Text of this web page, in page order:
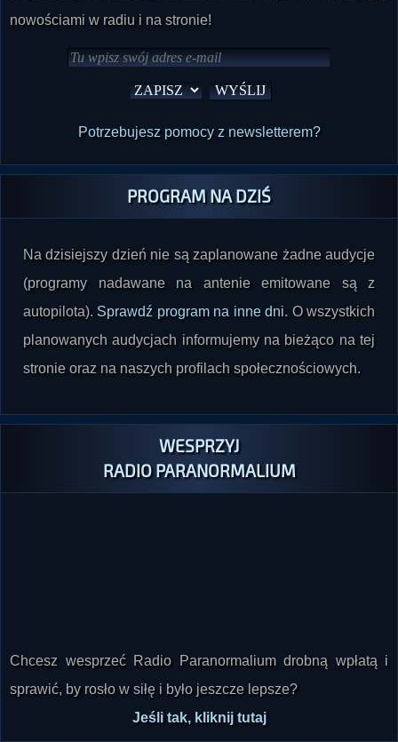
nowościami w radiu i na stronie!
Potrzebujesz pomocy z newsletterem?
PROGRAM NA DZIŚ
Na dzisiejszy dzień nie są zaplanowane żadne audycje
(programy nadawane na antenie emitowane są z
autopilota). Sprawdź program na inne dni. O wszystkich
planowanych audycjach informujemy na bieżąco na tej
stronie oraz na naszych profilach społecznościowych.
WESPRZYJ
RADIO PARANORMALIUM
Chcesz wesprzeć Radio Paranormalium drobną wpłatą i
sprawić, by rosło w siłę i było jeszcze lepsze?
Jeśli tak, kliknij tutaj